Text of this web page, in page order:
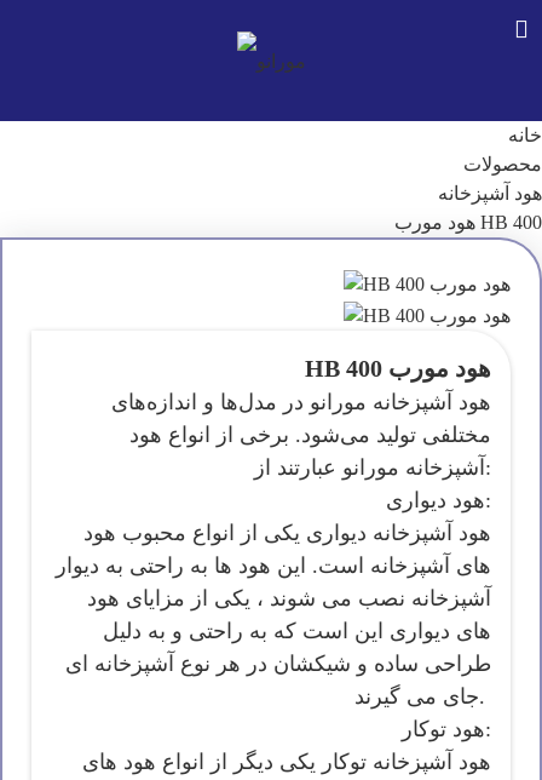
خانه
محصولات
هود آشپزخانه
HB 400 هود مورب
HB 400 هود مورب
هود آشپزخانه مورانو در مدل‌ها و اندازه‌های
مختلفی تولید می‌شود. برخی از انواع هود
آشپزخانه مورانو عبارتند از:
هود دیواری:
های آشپزخانه است. این هود ها به راحتی به دیوار
آشپزخانه نصب می شوند ، یکی از مزایای هود
های دیواری این است که به راحتی و به دلیل
طراحی ساده و شیکشان در هر نوع آشپزخانه ای
جای می گیرند.
هود توکار:
هود آشپزخانه توکار یکی دیگر از انواع هود های